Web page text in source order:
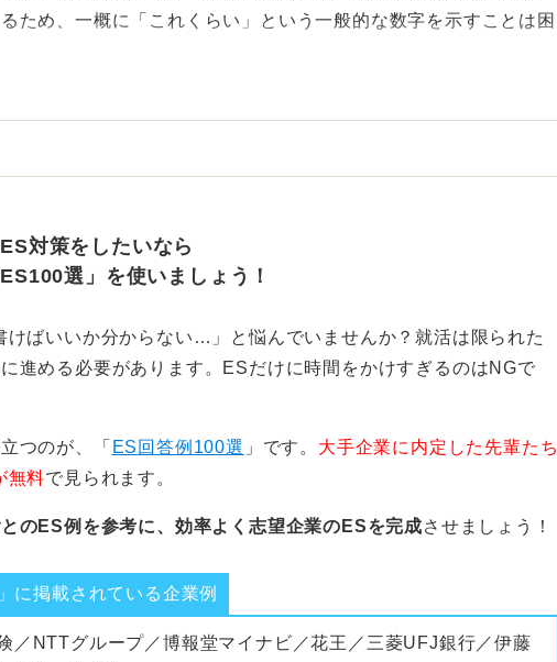
ため、一概に「これくらい」という一般的な数字を示すことは困
過するための鍵は、そのインターンで「何を得たいのか」、そし
通じて「企業にどう貢献できる可能性があるのか」を、できるだけ
への参加が、自分自身の成長だけでなく、受け入れ先の企業にと
リットになるということを、熱意をもって伝えられるかどうかが
対策をしたいなら
ES100選」を使いましょう！
けばいいか分からない…」と悩んでいませんか？就活は限られた
進める必要があります。ESだけに時間をかけすぎるのはNGで
つのが、「 ES回答例100選 」です。 大手企業に内定した先輩たち
無料で見られます。
のES例を参考に、効率よく志望企業のESを完成させましょう！
に掲載されている企業例
／NTTグループ／博報堂マイナビ／花王／三菱UFJ銀行／伊藤